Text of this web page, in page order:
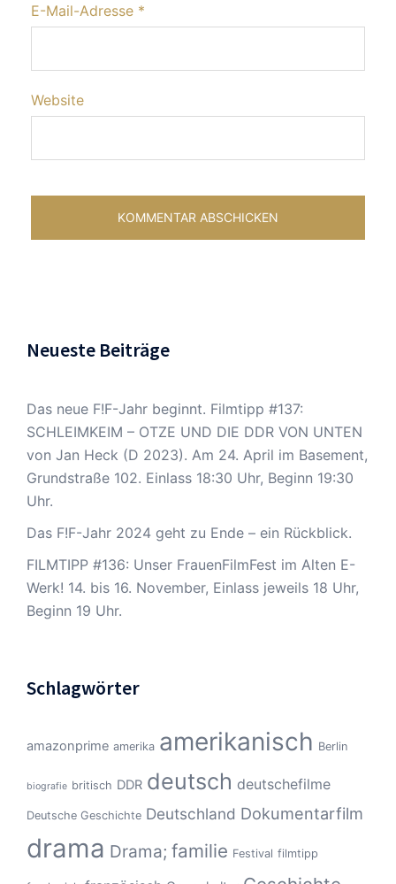
E-Mail-Adresse *
Website
Neueste Beiträge
Das neue F!F-Jahr beginnt. Filmtipp #137:
SCHLEIMKEIM – OTZE UND DIE DDR VON UNTEN
von Jan Heck (D 2023). Am 24. April im Basement,
Grundstraße 102. Einlass 18:30 Uhr, Beginn 19:30
Uhr.
Das F!F-Jahr 2024 geht zu Ende – ein Rückblick.
FILMTIPP #136: Unser FrauenFilmFest im Alten E-
Werk! 14. bis 16. November, Einlass jeweils 18 Uhr,
Beginn 19 Uhr.
Schlagwörter
amazonprime amerika amerikanisch Berlin
biografie britisch DDR deutsch deutschefilme
Deutsche Geschichte Deutschland Dokumentarfilm
drama Drama; familie Festival filmtipp